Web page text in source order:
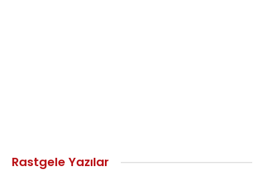
Rastgele Yazılar